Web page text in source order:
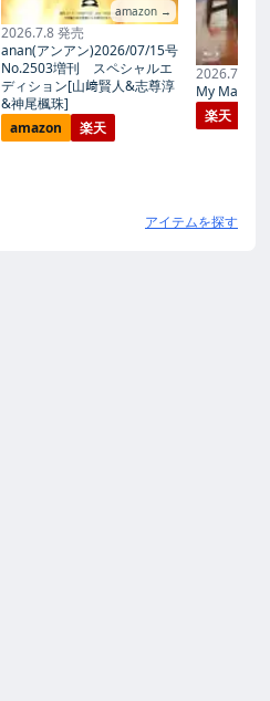
amazon →
2026.7.8 発売
anan(アンアン)2026/07/15号
No.2503増刊 スペシャルエ
ディション[山﨑賢人&志尊淳
&神尾楓珠]
amazon
楽天
2026.7.27
My Magic
楽天
アイテムを探す